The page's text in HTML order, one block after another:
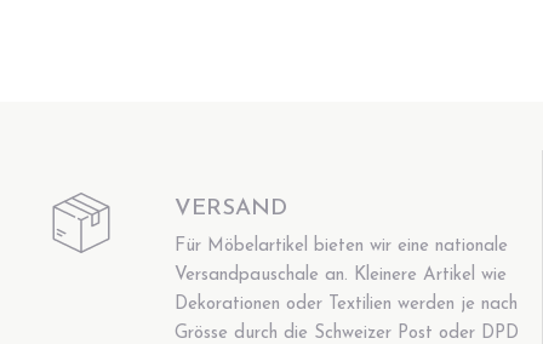
VERSAND
Für Möbelartikel bieten wir eine nationale
Versandpauschale an. Kleinere Artikel wie
Dekorationen oder Textilien werden je nach
Grösse durch die Schweizer Post oder DPD